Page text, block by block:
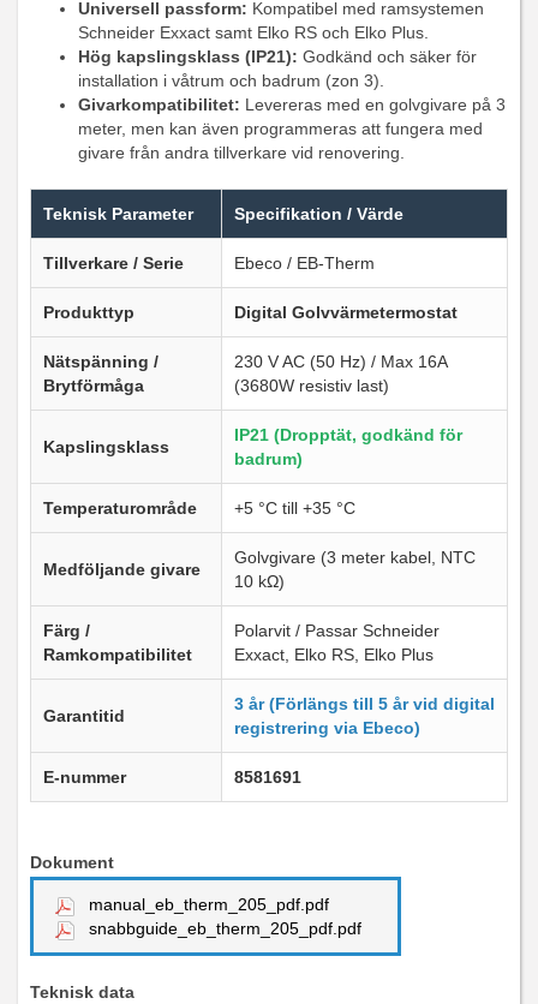
Universell passform: Kompatibel med ramsystemen
Schneider Exxact samt Elko RS och Elko Plus.
Hög kapslingsklass (IP21): Godkänd och säker för
installation i våtrum och badrum (zon 3).
Givarkompatibilitet: Levereras med en golvgivare på 3
meter, men kan även programmeras att fungera med
givare från andra tillverkare vid renovering.
Teknisk Parameter Specifikation / Värde
Tillverkare / Serie Ebeco / EB-Therm
Produkttyp Digital Golvvärmetermostat
Nätspänning /
Brytförmåga
230 V AC (50 Hz) / Max 16A
(3680W resistiv last)
Kapslingsklass
IP21 (Dropptät, godkänd för
badrum)
Temperaturområde +5 °C till +35 °C
Medföljande givare
Golvgivare (3 meter kabel, NTC
10 kΩ)
Färg /
Ramkompatibilitet
Polarvit / Passar Schneider
Exxact, Elko RS, Elko Plus
Garantitid
3 år (Förlängs till 5 år vid digital
registrering via Ebeco)
E-nummer 8581691
Dokument
manual_eb_therm_205_pdf.pdf
snabbguide_eb_therm_205_pdf.pdf
Teknisk data